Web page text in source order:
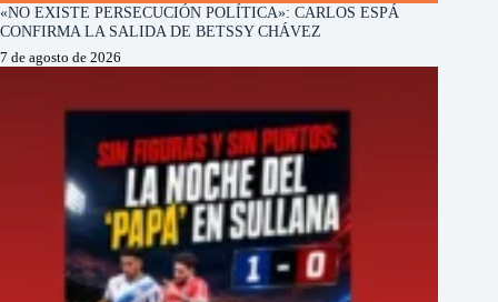
«NO EXISTE PERSECUCIÓN POLÍTICA»: CARLOS ESPÁ
CONFIRMA LA SALIDA DE BETSSY CHÁVEZ
7 de agosto de 2026